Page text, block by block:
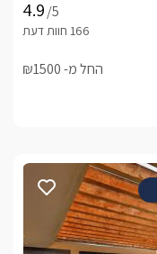
/5
החל מ- ₪1500